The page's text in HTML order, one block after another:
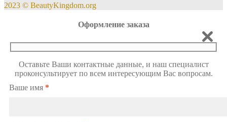
2023 © BeautyKingdom.org
Оформление заказа
Оставьте Ваши контактные данные, и наш специалист
проконсультирует по всем интересующим Вас вопросам.
Ваше имя *